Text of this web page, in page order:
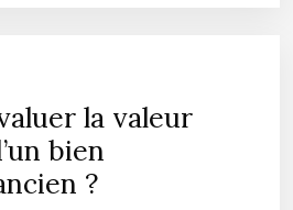
la valeur
bien
?